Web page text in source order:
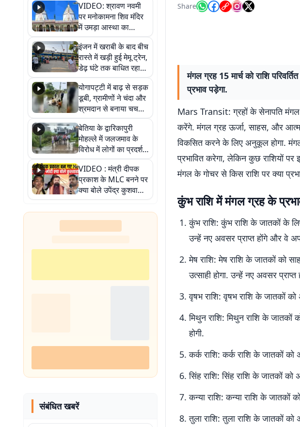
VIDEO: श्रावण नवमी
पर मनोकामना शिव मंदिर
में उमड़ा आस्था का
सैलाब, हर-हर महादेव के
जयघोष से गूंजा परिसर
इंजन में खराबी के बाद बीच
रास्ते में खड़ी हुई मेमू ट्रेन,
डेढ़ घंटे तक बाधित रहा
आवागमन
योगापट्टी में बाढ़ से सड़क
डूबी, ग्रामीणों ने चंदा और
श्रमदान से बनाया चचरी
पुल
बेतिया के द्वारिकापुरी
मोहल्ले में जलजमाव के
विरोध में लोगों का प्रदर्शन,
स्थायी समाधान की मांग
VIDEO : मंत्री दीपक
प्रकाश के MLC बनने पर
क्या बोले उपेंद्र कुशवाहा,
सुनिए
संबंधित खबरें
Share
मंगल ग्रह 15 मार्च को राशि
प्रभाव पड़ेगा.
Mars Transit: ग्रहों के सेनापति
करेंगे. मंगल ग्रह ऊर्जा, साहस, और
विकसित करने के लिए अनुकूल होगा.
प्रभावित करेगा, लेकिन कुछ राशियों
मंगल के गोचर से किस राशि पर क्या
कुंभ राशि में मंगल ग्रह के
कुंभ राशि: कुंभ राशि के जातकों के
उन्हें नए अवसर प्राप्त होंगे और वे
मेष राशि: मेष राशि के जातकों को
उत्साही होगा. उन्हें नए अवसर
वृषभ राशि: वृषभ राशि के जातकों
मिथुन राशि: मिथुन राशि के जातकों
होगी.
कर्क राशि: कर्क राशि के जातकों को
सिंह राशि: सिंह राशि के जातकों को
कन्या राशि: कन्या राशि के जातकों
तुला राशि: तुला राशि के जातकों